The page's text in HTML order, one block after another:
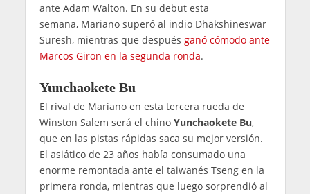
ante Adam Walton. En su debut esta
semana, Mariano superó al indio Dhakshineswar
Suresh, mientras que después ganó cómodo ante
Marcos Giron en la segunda ronda.
Yunchaokete Bu
El rival de Mariano en esta tercera rueda de
Winston Salem será el chino Yunchaokete Bu,
que en las pistas rápidas saca su mejor versión.
El asiático de 23 años había consumado una
enorme remontada ante el taiwanés Tseng en la
primera ronda, mientras que luego sorprendió al